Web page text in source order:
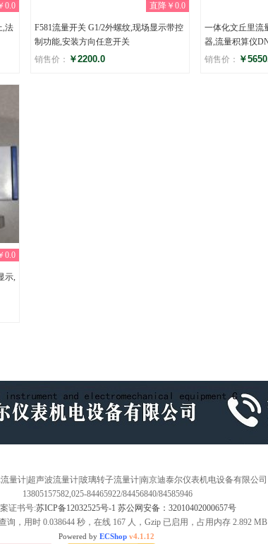
0.0
,法
直降￥0.0
F581流量开关 G1/2外螺纹,现场显示带控
制功能,安装方向任意开关
销售价： ￥2200.0
一体化文丘里流
器,流量积算仪
销售价： ￥
0.0
示,
量计|超声波流量计|玻璃转子流量计|南京迪泰尔仪表机电设备有限公
13805157582,025-84465922/84456840/84585946
证书号:苏ICP备12032525号-1 苏公网安备：32010402000657号
询，用时 0.038644 秒，在线 167 人，Gzip 已启用，占用内存 2.892 MB
Powered by ECShop v4.1.12